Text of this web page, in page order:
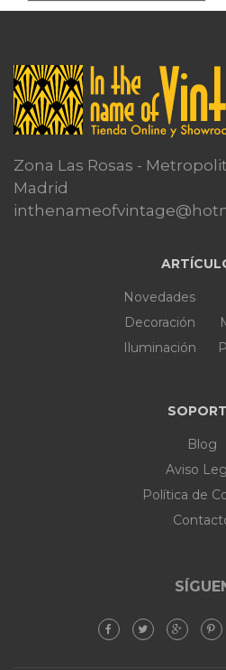
Zona Las Rosas -
Madrid
Novedades
Decoración
Iluminación
Blog
Aviso
Política de